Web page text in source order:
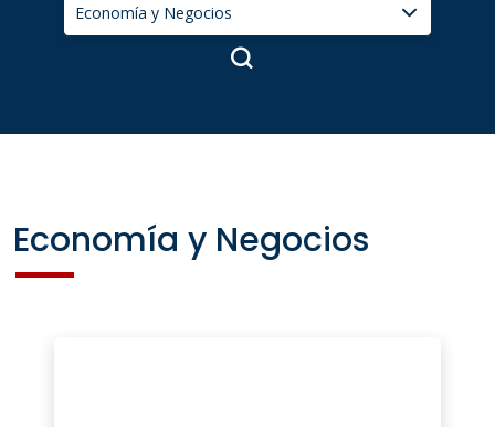
Economía y Negocios